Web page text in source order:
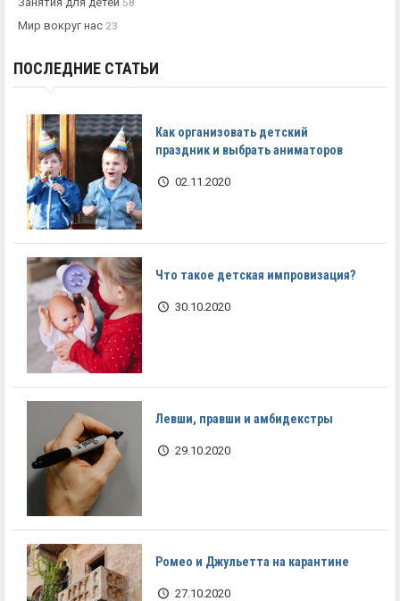
58
Мир вокруг нас 23
ПОСЛЕДНИЕ СТАТЬИ
Как организовать детский
праздник и выбрать аниматоров
02.11.2020
Что такое детская импровизация?
30.10.2020
Левши, правши и амбидекстры
29.10.2020
Ромео и Джульетта на карантине
27.10.2020